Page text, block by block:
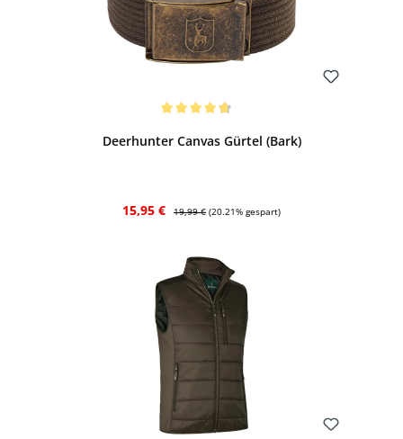
Deerhunter Canvas Gürtel (Bark)
Verkaufspreis:
15,95 € Regulärer Preis:
19,99 € (20.21% gespart)